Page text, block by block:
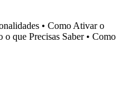
• Como Ativar o
que Precisas Saber• Como